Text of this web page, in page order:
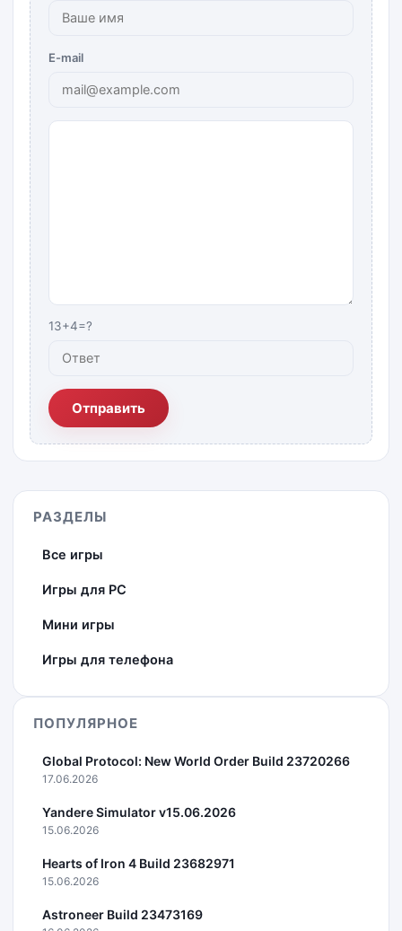
E-mail
13+4=?
Отправить
РАЗДЕЛЫ
Все игры
Игры для PC
Мини игры
Игры для телефона
ПОПУЛЯРНОЕ
Global Protocol: New World Order Build 23720266
17.06.2026
Yandere Simulator v15.06.2026
15.06.2026
Hearts of Iron 4 Build 23682971
15.06.2026
Astroneer Build 23473169